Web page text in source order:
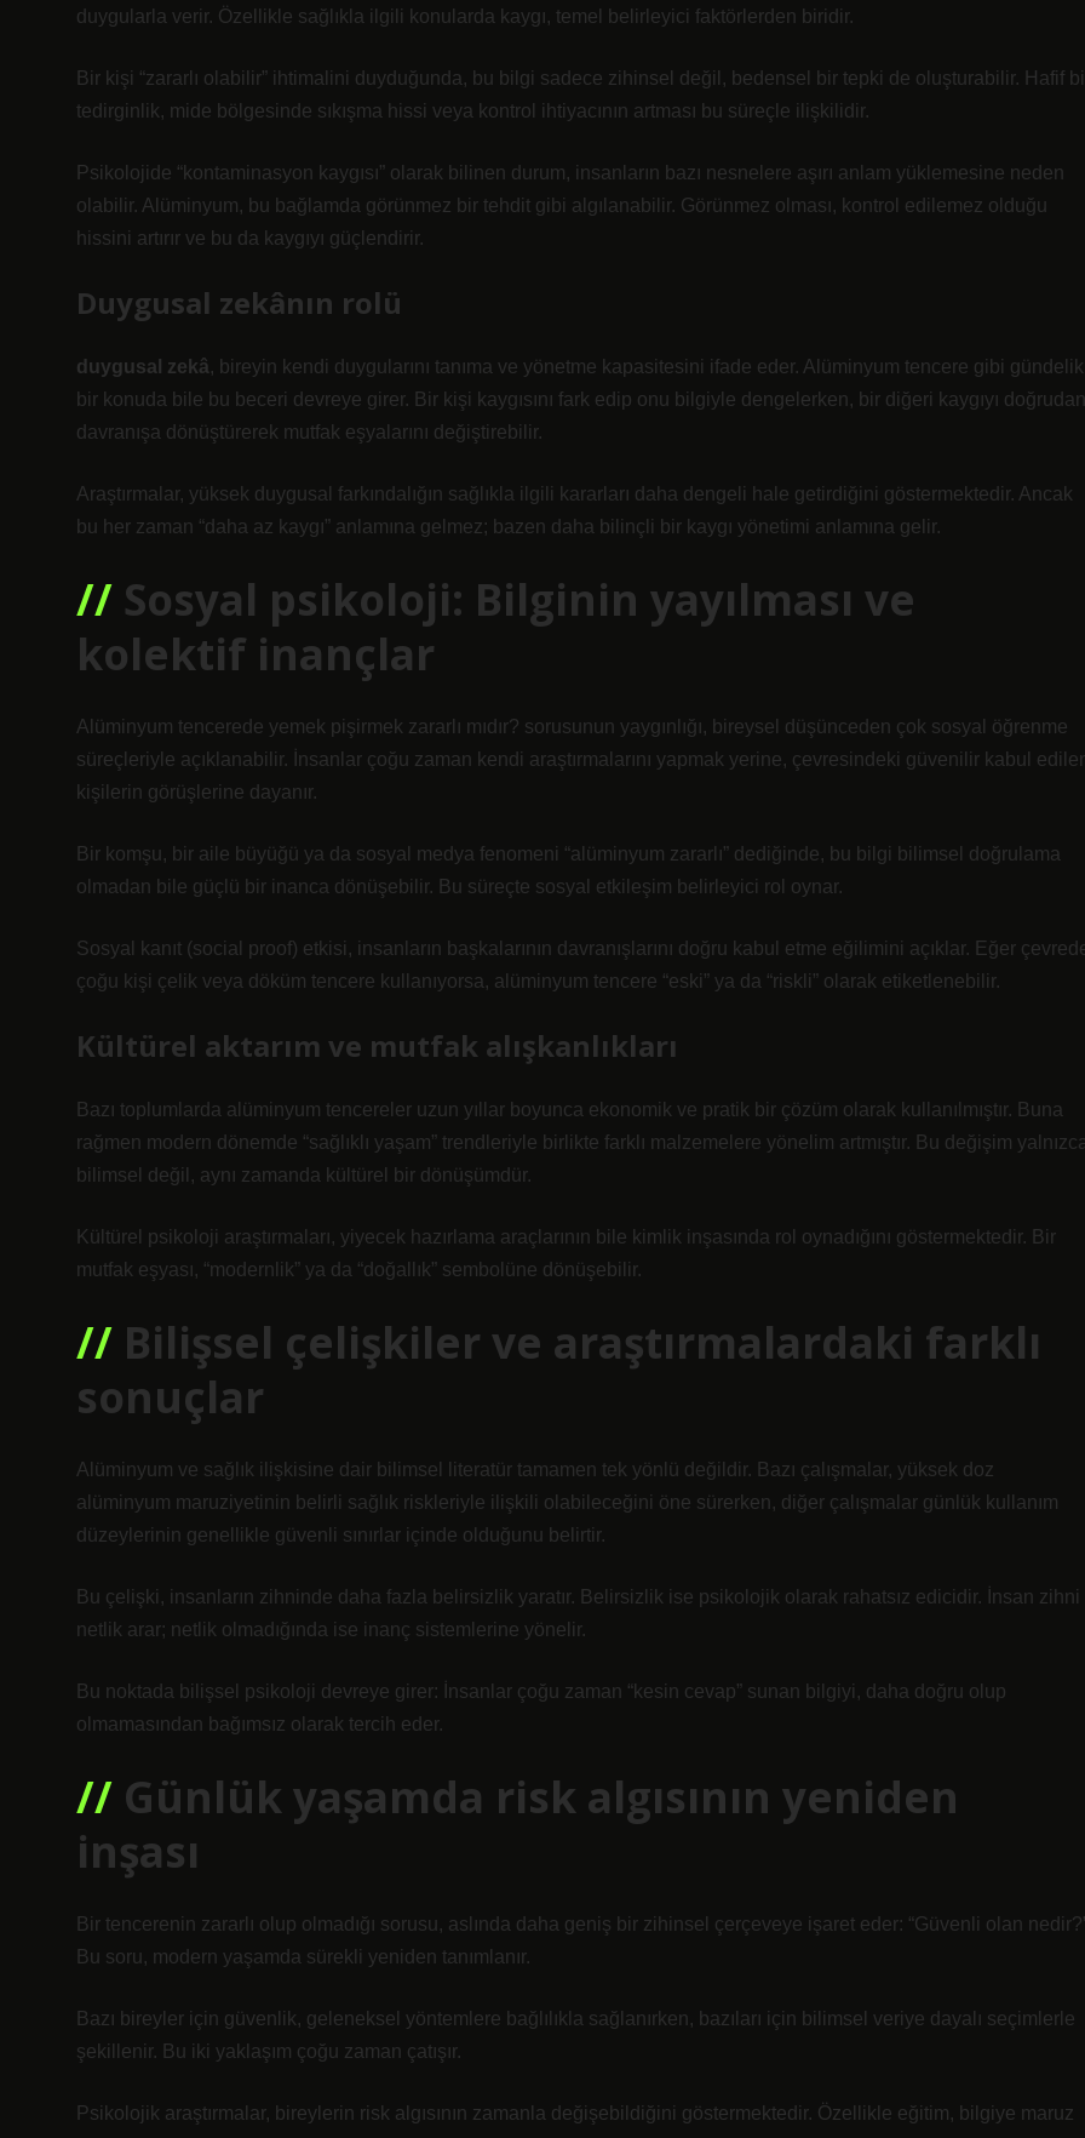
duygularla verir. Özellikle sağlıkla ilgili konularda kaygı, temel belirleyici faktörlerden biridir.
Bir kişi “zararlı olabilir” ihtimalini duyduğunda, bu bilgi sadece zihinsel değil, bedensel bir tepki de oluşturabilir. Hafif
tedirginlik, mide bölgesinde sıkışma hissi veya kontrol ihtiyacının artması bu süreçle ilişkilidir.
Psikolojide “kontaminasyon kaygısı” olarak bilinen durum, insanların bazı nesnelere aşırı anlam yüklemesine neden
olabilir. Alüminyum, bu bağlamda görünmez bir tehdit gibi algılanabilir. Görünmez olması, kontrol edilemez olduğu
hissini artırır ve bu da kaygıyı güçlendirir.
Duygusal zekânın rolü
duygusal zekâ, bireyin kendi duygularını tanıma ve yönetme kapasitesini ifade eder. Alüminyum tencere gibi gündelik
bir konuda bile bu beceri devreye girer. Bir kişi kaygısını fark edip onu bilgiyle dengelerken, bir diğeri kaygıyı doğrudan
davranışa dönüştürerek mutfak eşyalarını değiştirebilir.
Araştırmalar, yüksek duygusal farkındalığın sağlıkla ilgili kararları daha dengeli hale getirdiğini göstermektedir. Ancak
bu her zaman “daha az kaygı” anlamına gelmez; bazen daha bilinçli bir kaygı yönetimi anlamına gelir.
Sosyal psikoloji: Bilginin yayılması ve
kolektif inançlar
Alüminyum tencerede yemek pişirmek zararlı mıdır? sorusunun yaygınlığı, bireysel düşünceden çok sosyal öğrenme
süreçleriyle açıklanabilir. İnsanlar çoğu zaman kendi araştırmalarını yapmak yerine, çevresindeki güvenilir kabul
kişilerin görüşlerine dayanır.
Bir komşu, bir aile büyüğü ya da sosyal medya fenomeni “alüminyum zararlı” dediğinde, bu bilgi bilimsel doğrulama
olmadan bile güçlü bir inanca dönüşebilir. Bu süreçte sosyal etkileşim belirleyici rol oynar.
Sosyal kanıt (social proof) etkisi, insanların başkalarının davranışlarını doğru kabul etme eğilimini açıklar. Eğer
çoğu kişi çelik veya döküm tencere kullanıyorsa, alüminyum tencere “eski” ya da “riskli” olarak etiketlenebilir.
Kültürel aktarım ve mutfak alışkanlıkları
Bazı toplumlarda alüminyum tencereler uzun yıllar boyunca ekonomik ve pratik bir çözüm olarak kullanılmıştır. Buna
rağmen modern dönemde “sağlıklı yaşam” trendleriyle birlikte farklı malzemelere yönelim artmıştır. Bu değişim
bilimsel değil, aynı zamanda kültürel bir dönüşümdür.
Kültürel psikoloji araştırmaları, yiyecek hazırlama araçlarının bile kimlik inşasında rol oynadığını göstermektedir. Bir
mutfak eşyası, “modernlik” ya da “doğallık” sembolüne dönüşebilir.
Bilişsel çelişkiler ve araştırmalardaki farklı
sonuçlar
Alüminyum ve sağlık ilişkisine dair bilimsel literatür tamamen tek yönlü değildir. Bazı çalışmalar, yüksek doz
alüminyum maruziyetinin belirli sağlık riskleriyle ilişkili olabileceğini öne sürerken, diğer çalışmalar günlük kullanım
düzeylerinin genellikle güvenli sınırlar içinde olduğunu belirtir.
Bu çelişki, insanların zihninde daha fazla belirsizlik yaratır. Belirsizlik ise psikolojik olarak rahatsız edicidir. İnsan zihni
netlik arar; netlik olmadığında ise inanç sistemlerine yönelir.
Bu noktada bilişsel psikoloji devreye girer: İnsanlar çoğu zaman “kesin cevap” sunan bilgiyi, daha doğru olup
olmamasından bağımsız olarak tercih eder.
Günlük yaşamda risk algısının yeniden
inşası
Bir tencerenin zararlı olup olmadığı sorusu, aslında daha geniş bir zihinsel çerçeveye işaret eder: “Güvenli olan
Bu soru, modern yaşamda sürekli yeniden tanımlanır.
Bazı bireyler için güvenlik, geleneksel yöntemlere bağlılıkla sağlanırken, bazıları için bilimsel veriye dayalı seçimlerle
şekillenir. Bu iki yaklaşım çoğu zaman çatışır.
Psikolojik araştırmalar, bireylerin risk algısının zamanla değişebildiğini göstermektedir. Özellikle eğitim, bilgiye maruz